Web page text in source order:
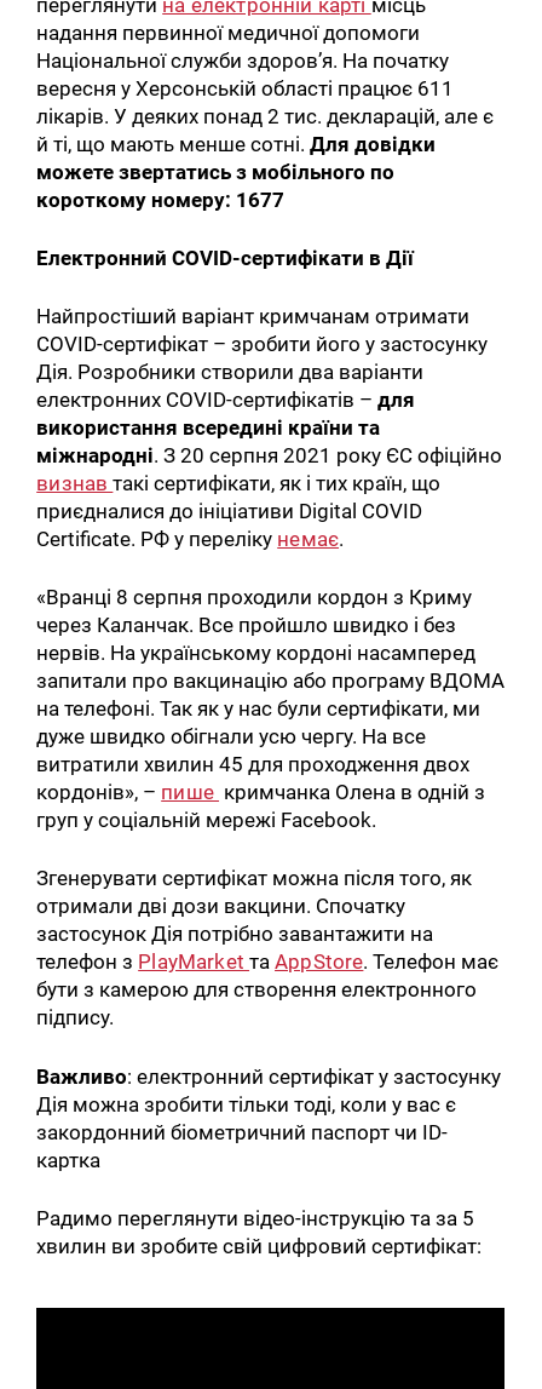
надання первинної медичної допомоги
Національної служби здоров’я. На початку
вересня у Херсонській області працює 611
лікарів. У деяких понад 2 тис. декларацій, але є
й ті, що мають менше сотні.Для довідки
можете звертатись з мобільного по
короткому номеру: 1677
Електронний COVID-сертифікати в Дії
Найпростіший варіант кримчанам отримати
COVID-сертифікат – зробити його у застосунку
Дія. Розробники створили два варіанти
електронних COVID-сертифікатів –для
використання всередині країни та
міжнародні. З 20 серпня 2021 року ЄС офіційно
визнавтакі сертифікати, як і тих країн, що
приєдналися до ініціативи Digital COVID
Certificate. РФ у переліку немає.
«Вранці 8 серпня проходили кордон з Криму
через Каланчак. Все пройшло швидко і без
нервів. На українському кордоні насамперед
запитали про вакцинацію або програму ВДОМА
на телефоні. Так як у нас були сертифікати, ми
дуже швидко обігнали усю чергу. На все
витратили хвилин 45 для проходження двох
кордонів», – пише кримчанка Олена в одній з
груп у соціальній мережі Facebook.
Згенерувати сертифікат можна після того, як
отримали дві дози вакцини. Спочатку
застосунок Дія потрібно завантажити на
телефон з PlayMarketтаAppStore. Телефон має
бути з камерою для створення електронного
підпису.
Важливо: електронний сертифікат у застосунку
Дія можна зробити тільки тоді, коли у вас є
закордонний біометричний паспорт чи ІD-
картка
Радимо переглянути відео-інструкцію та за 5
хвилин ви зробите свій цифровий сертифікат: